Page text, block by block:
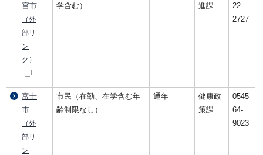
宮市
（外
部リ
ン
ク）
学含む）
進課
22-
2727
富士
市
（外
部リ
ン
市民（在勤、在学含む年
齢制限なし）
通年
健康政
策課
0545-
64-
9023